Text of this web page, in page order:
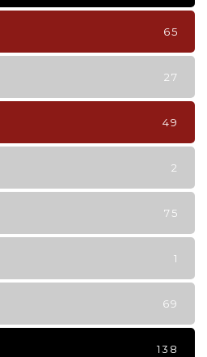
65
27
49
2
75
1
69
138